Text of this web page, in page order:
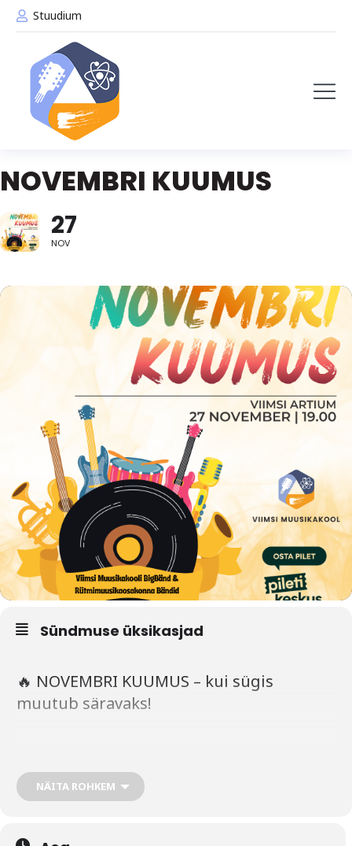
Stuudium
NOVEMBRI KUUMUS
27
NOV
Sündmuse üksikasjad
🔥 NOVEMBRI KUUMUS – kui sügis
muutub säravaks!
📍 Viimsi Artiumi suur saal
🎶 Korraldaja: Viimsi Muusikakool
NÄITA ROHKEM